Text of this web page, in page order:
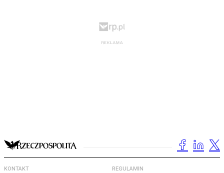
KONTAKT REGULAMIN